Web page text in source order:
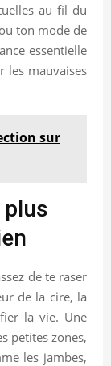
au fil du
ton mode de
essentielle
les mauvaises
sur
de te raser
de la cire, la
la vie. Une
petites zones,
les jambes,